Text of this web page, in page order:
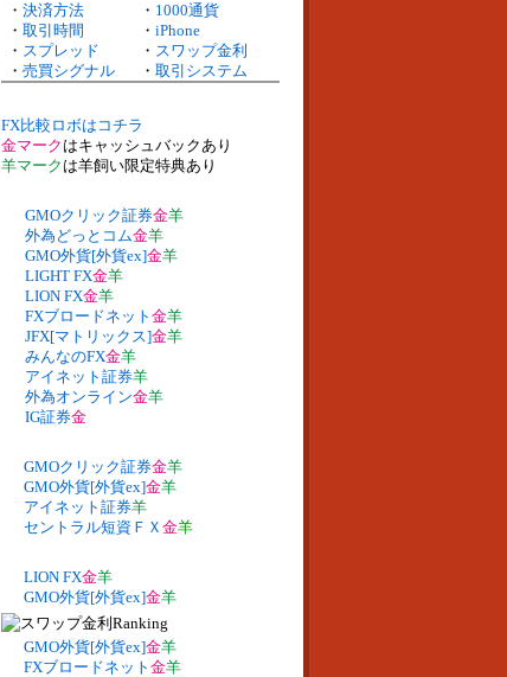
・ 決済方法 ・ 1000通貨
・ 取引時間 ・ iPhone
・ スプレッド ・ スワップ金利
・ 売買シグナル ・ 取引システム
FX比較ロボはコチラ
金マーク はキャッシュバックあり
羊マーク は羊飼い限定特典あり
GMOクリック証券金羊
外為どっとコム金羊
GMO外貨[外貨ex]金羊
LIGHT FX金羊
LION FX金羊
FXブロードネット 金羊
JFX[マトリックス]金羊
みんなのFX金羊
アイネット証券羊
外為オンライン金羊
IG証券金
GMOクリック証券金羊
GMO外貨[外貨ex]金羊
アイネット証券羊
セントラル短資ＦＸ 金羊
LION FX金羊
GMO外貨[外貨ex]金羊
GMO外貨[外貨ex]金羊
FXブロードネット 金羊